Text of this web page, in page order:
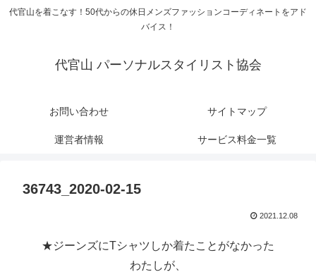
代官山を着こなす！50代からの休日メンズファッションコーディネートをアド
バイス！
代官山 パーソナルスタイリスト協会
お問い合わせ サイトマップ
運営者情報 サービス料金一覧
36743_2020-02-15
2021.12.08
★ジーンズにTシャツしか着たことがなかった
わたしが、